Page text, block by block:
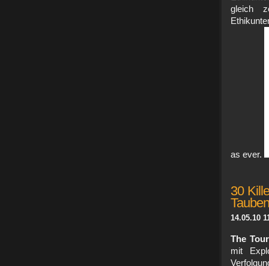
gleich
as ever.
30
14.05.10
The
mit